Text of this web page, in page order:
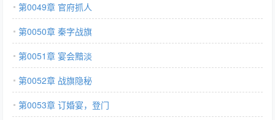
第0049章 官府抓人
第0050章 秦字战旗
第0051章 宴会黯淡
第0052章 战旗隐秘
第0053章 订婚宴，登门